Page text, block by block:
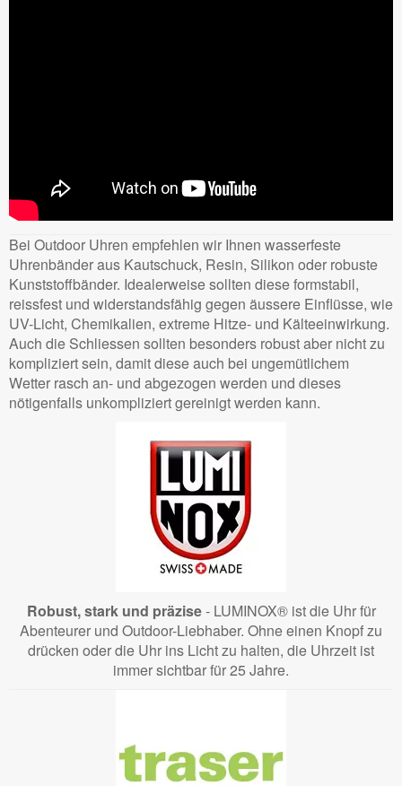
Bei Outdoor Uhren empfehlen wir Ihnen wasserfeste
Uhrenbänder aus Kautschuck, Resin, Silikon oder robuste
Kunststoffbänder. Idealerweise sollten diese formstabil,
reissfest und widerstandsfähig gegen äussere Einflüsse, wie
UV-Licht, Chemikalien, extreme Hitze- und Kälteeinwirkung.
Auch die Schliessen sollten besonders robust aber nicht zu
kompliziert sein, damit diese auch bei ungemütlichem
Wetter rasch an- und abgezogen werden und dieses
nötigenfalls unkompliziert gereinigt werden kann.
Robust, stark und präzise- LUMINOX® ist die Uhr für
Abenteurer und Outdoor-Liebhaber. Ohne einen Knopf zu
drücken oder die Uhr ins Licht zu halten, die Uhrzeit ist
immer sichtbar für 25 Jahre.